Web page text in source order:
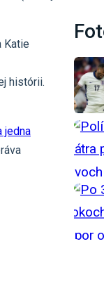
Katie
histórii.
jedna